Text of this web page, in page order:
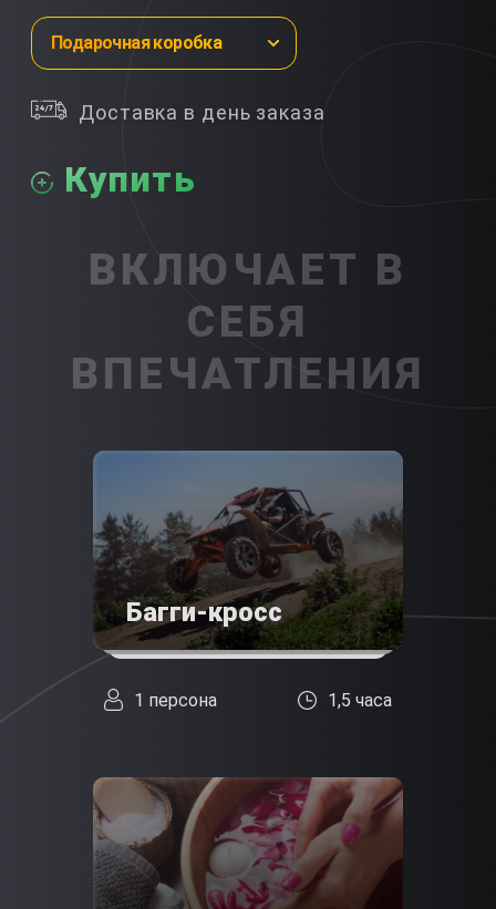
Подарочная коробка
Доставка в день заказа
Купить
ВКЛЮЧАЕТ В
СЕБЯ
ВПЕЧАТЛЕНИЯ
Багги-кросс
1 персона 1,5 часа